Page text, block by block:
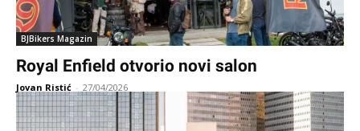
BJBikers Magazin
Royal Enfield otvorio novi salon
Jovan Ristić - 27/04/2026